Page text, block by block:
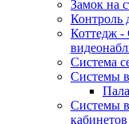
Замок на
Контроль
Коттедж -
Система
Системы
Системы